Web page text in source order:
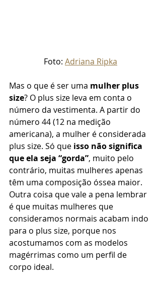
Foto: Adriana Ripka
Mas o que é ser uma mulher plus
size? O plus size leva em conta o
número da vestimenta. A partir do
número 44 (12 na medição
americana), a mulher é considerada
plus size. Só que isso não significa
que ela seja “gorda”, muito pelo
contrário, muitas mulheres apenas
têm uma composição óssea maior.
Outra coisa que vale a pena lembrar
é que muitas mulheres que
consideramos normais acabam indo
para o plus size, porque nos
acostumamos com as modelos
magérrimas como um perfil de
corpo ideal.